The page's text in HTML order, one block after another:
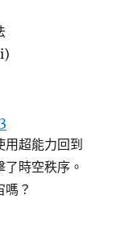
超能力回到
時空秩序。
？